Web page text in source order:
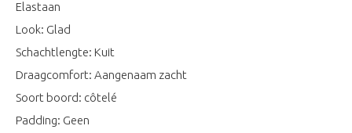
Elastaan
Look: Glad
Schachtlengte: Kuit
Draagcomfort: Aangenaam zacht
Soort boord: côtelé
Padding: Geen